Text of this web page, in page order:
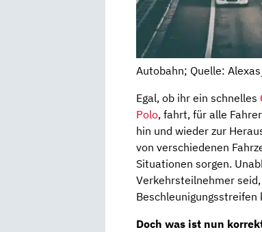
Autobahn; Quelle:
Egal, ob ihr ein schnelles
Polo, fahrt, für alle
hin und wieder zur
von verschiedenen
Situationen sorgen.
Verkehrsteilnehmer
Doch was ist nun